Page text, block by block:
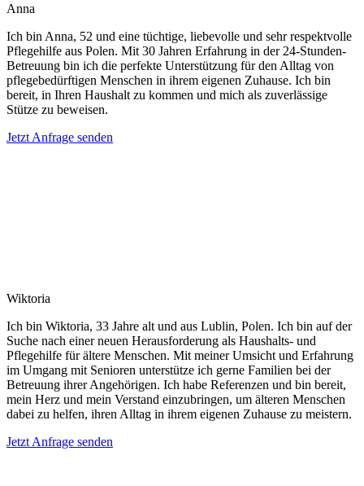
Anna
Ich bin Anna, 52 und eine tüchtige, liebevolle und sehr respektvolle
Pflegehilfe aus Polen. Mit 30 Jahren Erfahrung in der 24-Stunden-
Betreuung bin ich die perfekte Unterstützung für den Alltag von
pflegebedürftigen Menschen in ihrem eigenen Zuhause. Ich bin
bereit, in Ihren Haushalt zu kommen und mich als zuverlässige
Stütze zu beweisen.
Jetzt Anfrage senden
Wiktoria
Ich bin Wiktoria, 33 Jahre alt und aus Lublin, Polen. Ich bin auf der
Suche nach einer neuen Herausforderung als Haushalts- und
Pflegehilfe für ältere Menschen. Mit meiner Umsicht und Erfahrung
im Umgang mit Senioren unterstütze ich gerne Familien bei der
Betreuung ihrer Angehörigen. Ich habe Referenzen und bin bereit,
mein Herz und mein Verstand einzubringen, um älteren Menschen
dabei zu helfen, ihren Alltag in ihrem eigenen Zuhause zu meistern.
Jetzt Anfrage senden